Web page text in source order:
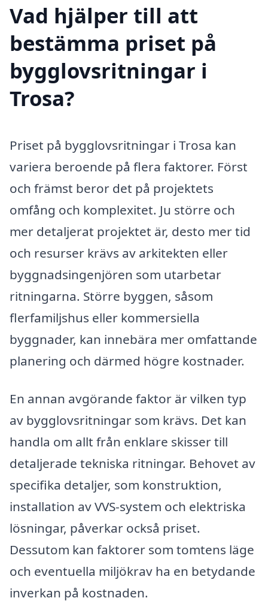
Vad hjälper till att
bestämma priset på
bygglovsritningar i
Trosa?
Priset på bygglovsritningar i Trosa kan
variera beroende på flera faktorer. Först
och främst beror det på projektets
omfång och komplexitet. Ju större och
mer detaljerat projektet är, desto mer tid
och resurser krävs av arkitekten eller
byggnadsingenjören som utarbetar
ritningarna. Större byggen, såsom
flerfamiljshus eller kommersiella
byggnader, kan innebära mer omfattande
planering och därmed högre kostnader.
En annan avgörande faktor är vilken typ
av bygglovsritningar som krävs. Det kan
handla om allt från enklare skisser till
detaljerade tekniska ritningar. Behovet av
specifika detaljer, som konstruktion,
installation av VVS-system och elektriska
lösningar, påverkar också priset.
Dessutom kan faktorer som tomtens läge
och eventuella miljökrav ha en betydande
inverkan på kostnaden.